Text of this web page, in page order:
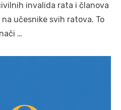
invalida rata i članova
učesnike svih ratova. To
…